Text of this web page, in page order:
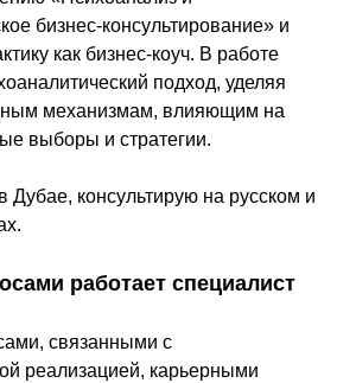
бизнес-консультирование» и
как бизнес-коуч. В работе
подход, уделяя
механизмам, влияющим на
выборы и стратегии.
консультирую на русском и
работает специалист
связанными с
реализацией, карьерными